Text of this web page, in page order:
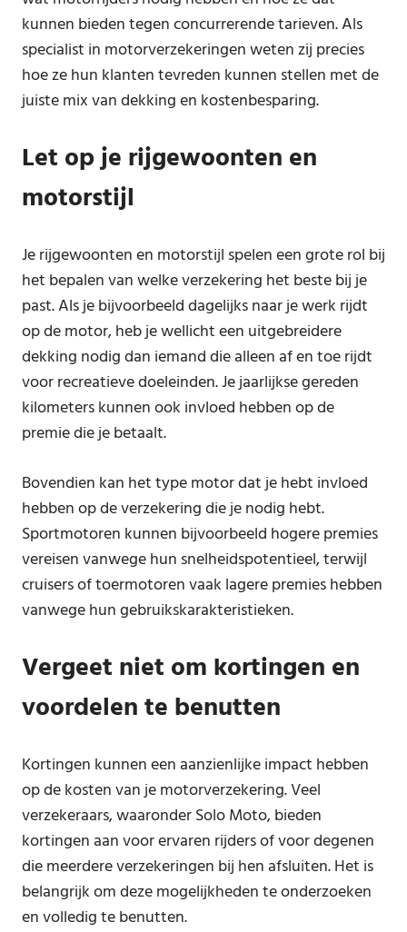
kunnen bieden tegen concurrerende tarieven. Als
specialist in motorverzekeringen weten zij precies
hoe ze hun klanten tevreden kunnen stellen met de
juiste mix van dekking en kostenbesparing.
Let op je rijgewoonten en
motorstijl
Je rijgewoonten en motorstijl spelen een grote rol bij
het bepalen van welke verzekering het beste bij je
past. Als je bijvoorbeeld dagelijks naar je werk rijdt
op de motor, heb je wellicht een uitgebreidere
dekking nodig dan iemand die alleen af en toe rijdt
voor recreatieve doeleinden. Je jaarlijkse gereden
kilometers kunnen ook invloed hebben op de
premie die je betaalt.
Bovendien kan het type motor dat je hebt invloed
hebben op de verzekering die je nodig hebt.
Sportmotoren kunnen bijvoorbeeld hogere premies
vereisen vanwege hun snelheidspotentieel, terwijl
cruisers of toermotoren vaak lagere premies hebben
vanwege hun gebruikskarakteristieken.
Vergeet niet om kortingen en
voordelen te benutten
Kortingen kunnen een aanzienlijke impact hebben
op de kosten van je motorverzekering. Veel
verzekeraars, waaronder Solo Moto, bieden
kortingen aan voor ervaren rijders of voor degenen
die meerdere verzekeringen bij hen afsluiten. Het is
belangrijk om deze mogelijkheden te onderzoeken
en volledig te benutten.